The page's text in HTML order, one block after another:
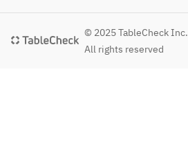
© 2025 TableCheck Inc.
All rights reserved